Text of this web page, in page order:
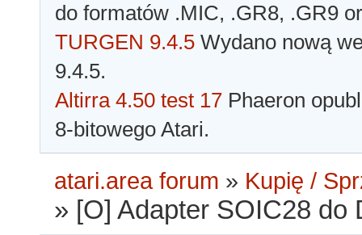
do formatów .MIC, .GR8, .GR9
TURGEN 9.4.5 Wydano nową
9.4.5.
Altirra 4.50 test 17 Phaeron
8-bitowego Atari.
atari.area forum » Kupię /
» [O] Adapter SOIC28 do